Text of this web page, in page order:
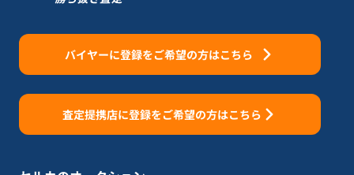
バイヤーに登録をご希望の方はこちら
査定提携店に登録をご希望の方はこちら